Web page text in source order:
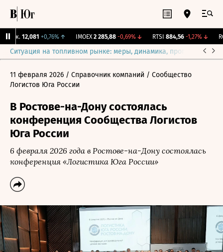
12,081 +0,76%↑ IMOEX 2 285,88 -0,69%↓ RTSI 884,56 -1,27%↓
Ситуация на топливном рынке: меры, динамика, прогнозы
11 февраля 2026 / Справочник компаний / Сообщество
Логистов Юга России
В Ростове-на-Дону состоялась
конференция Сообщества Логистов
Юга России
6 февраля 2026 года в Ростове-на-Дону состоялась
конференция «Логистика Юга России»